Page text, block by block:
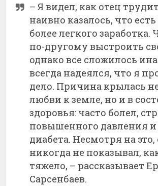
– Я видел, как отец
наивно казалось, что
более легкого заработка.
по-другому выстроить
однако все сложилось
всегда надеялся, что я
дело. Причина крылась
любви к земле, но и в
здоровья: часто болел,
повышенного давления и
диабета. Несмотря на это,
никогда не показывал,
тяжело, – рассказывает
Сарсенбаев.